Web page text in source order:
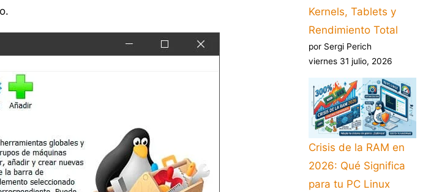
Kernels, Tablets y
Rendimiento Total
por Sergi Perich
viernes 31 julio, 2026
Crisis de la RAM en
2026: Qué Significa
para tu PC Linux